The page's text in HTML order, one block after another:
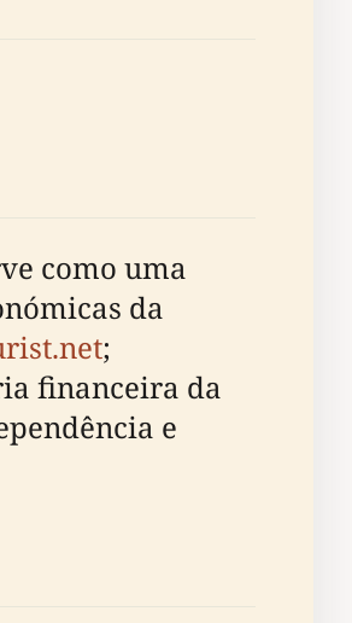
como uma
da
;
financeira da
e